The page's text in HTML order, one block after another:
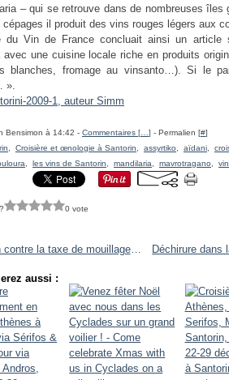
– qui se retrouve dans de nombreuses
cépages il produit des vins rouges légers aux
du Vin de France concluait ainsi un
avec une cuisine locale riche en produits
blanches, fromage au vinsanto…). Si le
».
Bensimon à 14:42 - Commentaires [ ] - Permalien [#]
Croisière et œnologie à Santorin assyrtiko aïdani
les vins de Santorin mandilaria mavrotragano
0 vote
Pétition contre la taxe de mouillage sur le site merlibre.fr
aussi :